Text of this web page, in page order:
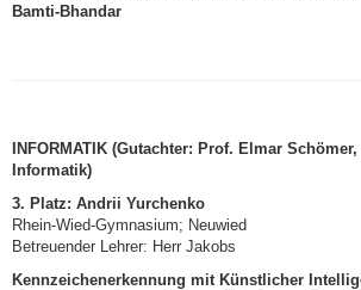
Bamti-Bhandar
INFORMATIK (Gutachter: Prof. Elmar
Informatik)
3. Platz: Andrii Yurchenko
Rhein-Wied-Gymnasium; Neuwied
Betreuender Lehrer: Herr Jakobs
Kennzeichenerkennung mit Künstlicher